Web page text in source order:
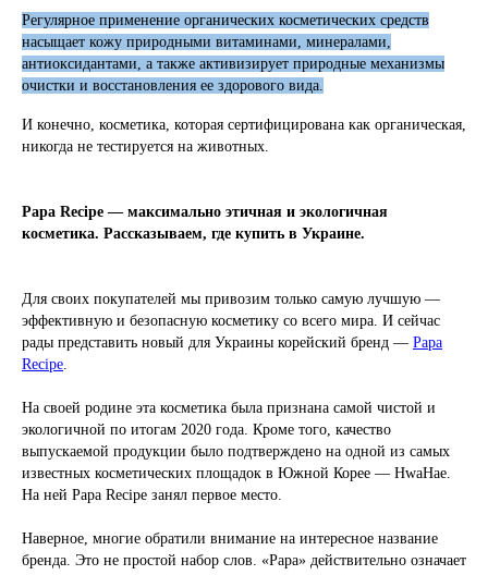
Регулярное применение органических косметических средств
насыщает кожу природными витаминами, минералами,
антиоксидантами, а также активизирует природные механизмы
очистки и восстановления ее здорового вида.
И конечно, косметика, которая сертифицирована как органическая,
никогда не тестируется на животных.
Papa Recipe — максимально этичная и экологичная
косметика. Рассказываем, где купить в Украине.
Для своих покупателей мы привозим только самую лучшую —
эффективную и безопасную косметику со всего мира. И сейчас
рады представить новый для Украины корейский бренд — Papa
Recipe
На своей родине эта косметика была признана самой чистой и
экологичной по итогам 2020 года. Кроме того, качество
выпускаемой продукции было подтверждено на одной из самых
известных косметических площадок в Южной Корее — HwaHae.
На ней Papa Recipe занял первое место.
Наверное, многие обратили внимание на интересное название
бренда. Это не простой набор слов. «Papa» действительно означает